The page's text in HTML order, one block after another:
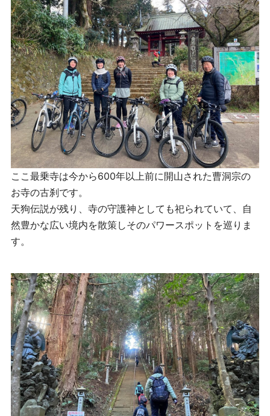
ここ最乗寺は今から600年以上前に開山された曹洞宗の
お寺の古刹です。
天狗伝説が残り、寺の守護神としても祀られていて、自
然豊かな広い境内を散策しそのパワースポットを巡りま
す。